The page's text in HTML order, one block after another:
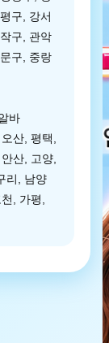
구, 강서
구, 관악
구, 중랑
바
산, 평택,
산, 고양,
리, 남양
, 가평,